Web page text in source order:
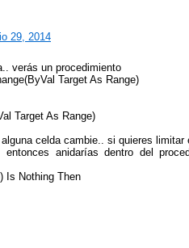
29, 2014
verás un procedimiento
Target As Range)
Target As Range)
celda cambie.. si quieres limitar
anidarías dentro del
Is Nothing Then